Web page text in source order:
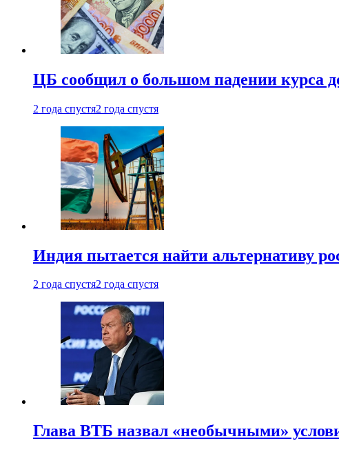
ЦБ сообщил о большом падении курса
2 года спустя2 года спустя
Индия пытается найти альтернативу
2 года спустя2 года спустя
Глава ВТБ назвал «необычными»